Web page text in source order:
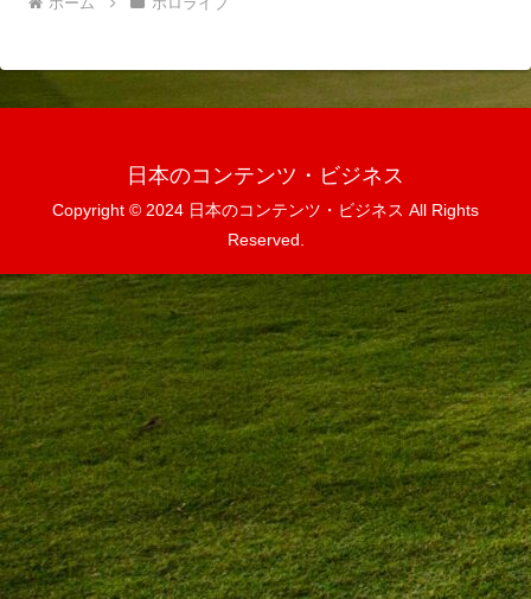
日本のコンテンツ・ビジネス
Copyright © 2024 日本のコンテンツ・ビジネス All Rights
Reserved.